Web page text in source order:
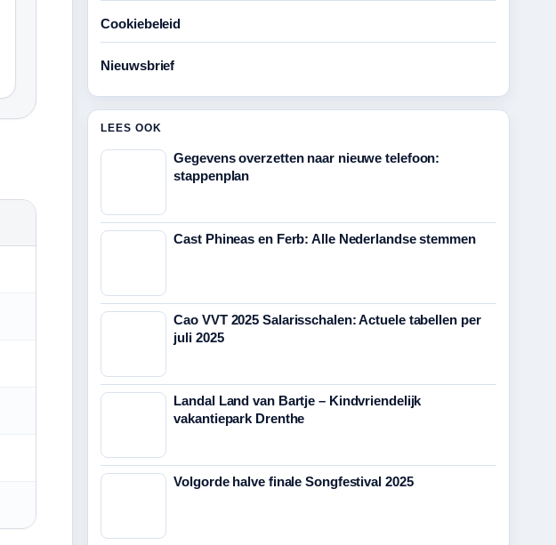
Cookiebeleid
Nieuwsbrief
LEES OOK
Gegevens overzetten naar nieuwe telefoon:
stappenplan
Cast Phineas en Ferb: Alle Nederlandse stemmen
Cao VVT 2025 Salarisschalen: Actuele tabellen per
juli 2025
Landal Land van Bartje – Kindvriendelijk
vakantiepark Drenthe
Volgorde halve finale Songfestival 2025